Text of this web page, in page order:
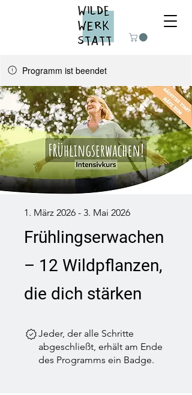
Programm ist beendet
Frühlingserwachen
– 12 Wildpflanzen,
die dich stärken
1. März 2026 - 3. Mai 2026
Jeder, der alle Schritte
abgeschließt, erhält am Ende
des Programms ein Badge.